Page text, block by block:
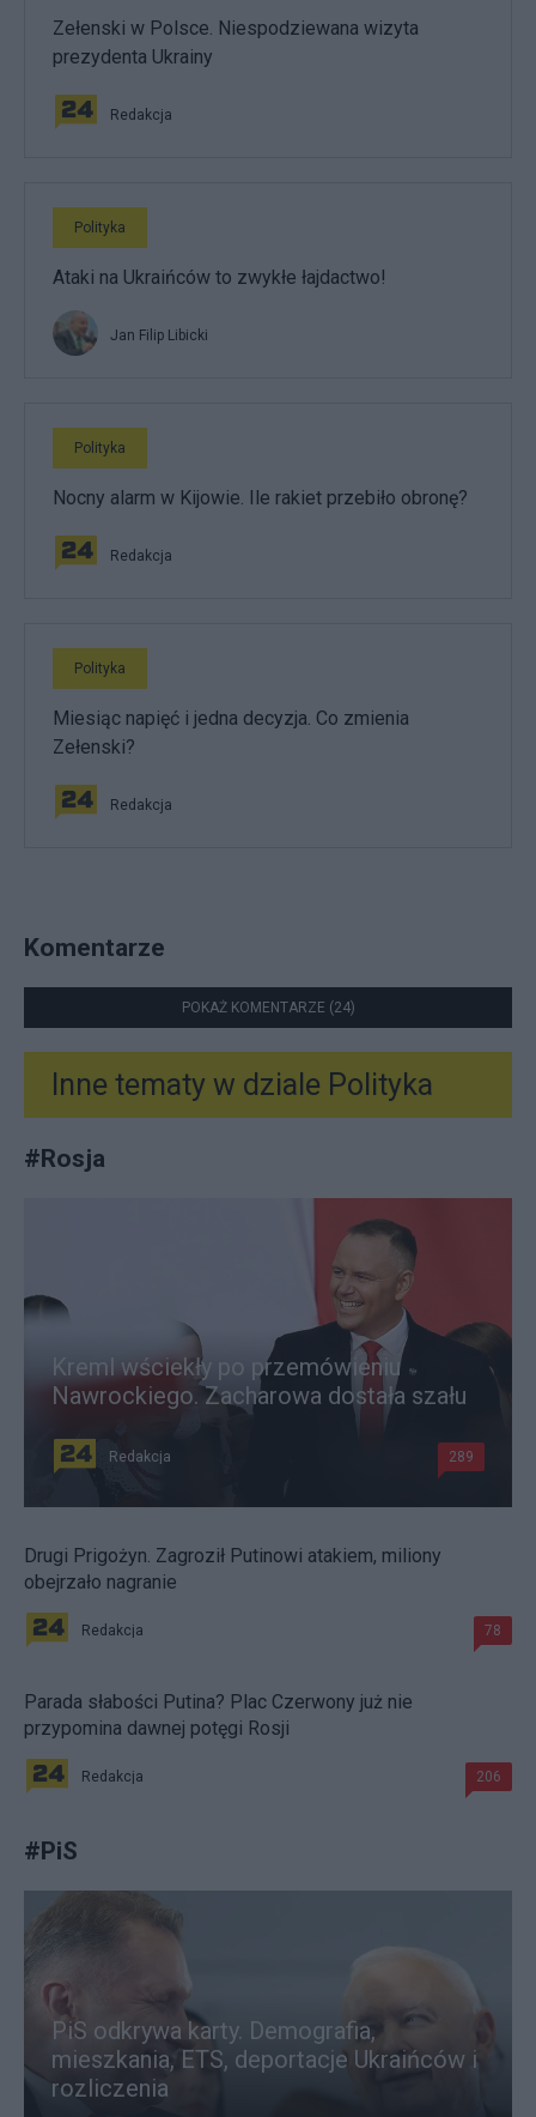
Zełenski w Polsce. Niespodziewana wizyta
prezydenta Ukrainy
Redakcja
Polityka
Ataki na Ukraińców to zwykłe łajdactwo!
Jan Filip Libicki
Polityka
Nocny alarm w Kijowie. Ile rakiet przebiło obronę?
Redakcja
Polityka
Miesiąc napięć i jedna decyzja. Co zmienia
Zełenski?
Redakcja
Komentarze
POKAŻ KOMENTARZE (24)
Inne tematy w dziale Polityka
#Rosja
Kreml wściekły po przemówieniu
Nawrockiego. Zacharowa dostała szału
Redakcja 289
Drugi Prigożyn. Zagroził Putinowi atakiem, miliony
obejrzało nagranie
Redakcja 78
Parada słabości Putina? Plac Czerwony już nie
przypomina dawnej potęgi Rosji
Redakcja 206
#PiS
PiS odkrywa karty. Demografia,
mieszkania, ETS, deportacje Ukraińców i
rozliczenia